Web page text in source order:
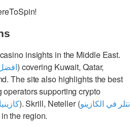
insights in the Middle East.
) covering Kuwait, Qatar,
The site also highlights the best
supporting crypto
كازينيا). Skrill, Neteller (نتلر في الكازينو
the region.